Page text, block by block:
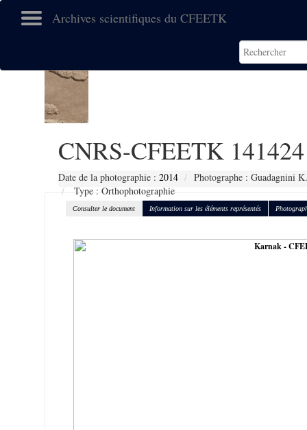
Archives scientifiques du CFEETK
CNRS-CFEETK 141424
Date de la photographie : 2014
Photographe : Guadagnini K.
Type : Orthophotographie
Consulter le document Information sur les éléments représentés